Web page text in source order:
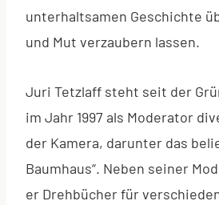
unterhaltsamen Geschichte
und Mut verzaubern lassen.
Juri Tetzlaff steht seit der
im Jahr 1997 als Moderator
der Kamera, darunter das
Baumhaus“. Neben seiner
er Drehbücher für